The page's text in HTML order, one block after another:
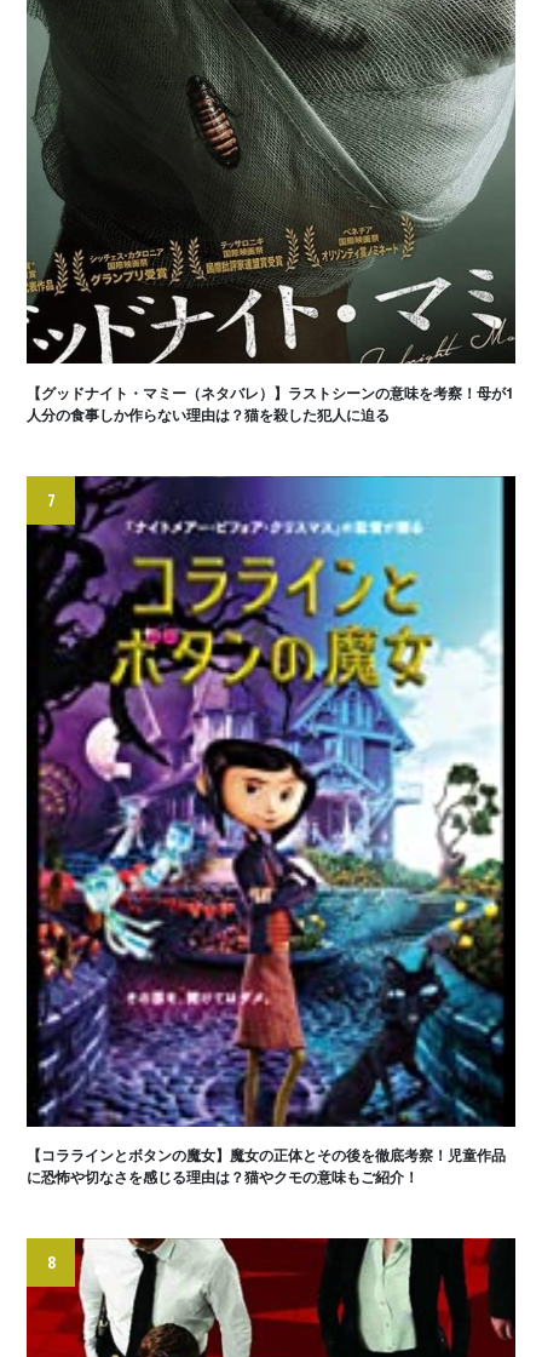
【グッドナイト・マミー（ネタバレ）】ラストシーンの意味を考察！母が1
人分の食事しか作らない理由は？猫を殺した犯人に迫る
7
【コララインとボタンの魔女】魔女の正体とその後を徹底考察！児童作品
に恐怖や切なさを感じる理由は？猫やクモの意味もご紹介！
8